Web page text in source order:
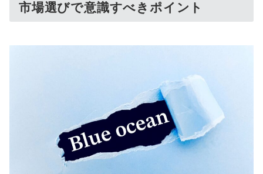
市場選びで意識すべきポイント